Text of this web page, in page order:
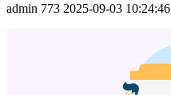
admin 773 2025-09-03 10:24:46